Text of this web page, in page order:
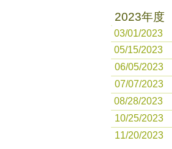
2023年度
03/01/2023
05/15/2023
06/05/2023
07/07/2023
08/28/2023
10/25/2023
11/20/2023